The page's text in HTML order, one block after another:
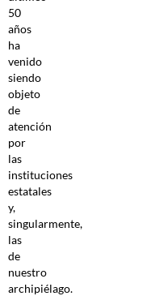
50
años
ha
venido
siendo
objeto
de
atención
por
las
instituciones
estatales
y,
singularmente,
las
de
nuestro
archipiélago.